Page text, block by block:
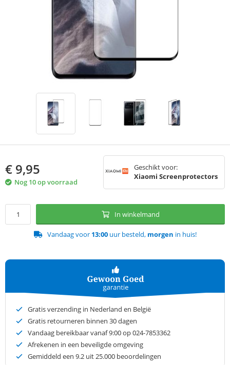
€ 9,95
Nog 10 op voorraad
Geschikt voor:
Xiaomi Screenprotectors
In winkelmand
Vandaag voor 13:00uur besteld, morgen in huis!
Gratis verzending in Nederland en België
Gratis retourneren binnen 30 dagen
Vandaag bereikbaar vanaf 9:00 op 024-7853362
Afrekenen in een beveiligde omgeving
Gemiddeld een 9.2 uit 25.000 beoordelingen